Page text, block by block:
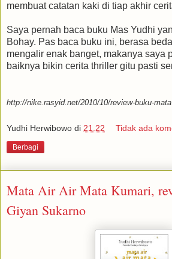
membuat catatan kaki di tiap akhir
Saya pernah baca buku Mas Yudhi
Bohay. Pas baca buku ini, berasa
mengalir enak banget, makanya saya
baiknya bikin cerita thriller gitu pasti
http://nike.rasyid.net/2010/10/review-buku-
Yudhi Herwibowo di 21.22 Tidak ada
Berbagi
Mata Air Air Mata Kumari,
Giyan Sukarno